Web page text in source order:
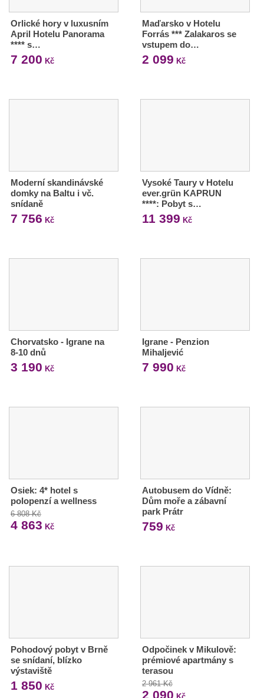
Orlické hory v luxusním
April Hotelu Panorama
**** s…
7 200 Kč
Maďarsko v Hotelu
Forrás *** Zalakaros se
vstupem do…
2 099 Kč
Moderní skandinávské
domky na Baltu i vč.
snídaně
7 756 Kč
Vysoké Taury v Hotelu
ever.grün KAPRUN
****: Pobyt s…
11 399 Kč
Chorvatsko - Igrane na
8-10 dnů
3 190 Kč
Igrane - Penzion
Mihaljević
7 990 Kč
Osiek: 4* hotel s
polopenzí a wellness
6 808 Kč
4 863 Kč
Autobusem do Vídně:
Dům moře a zábavní
park Prátr
759 Kč
Pohodový pobyt v Brně
se snídaní, blízko
výstaviště
1 850 Kč
Odpočinek v Mikulově:
prémiové apartmány s
terasou
2 961 Kč
2 090